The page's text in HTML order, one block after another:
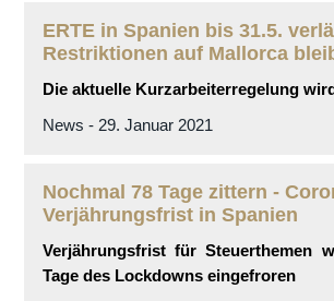
ERTE in Spanien bis 31.5.
Restriktionen auf Mallorca
Die aktuelle Kurzarbeiterregelung
News - 29. Januar 2021
Nochmal 78 Tage zittern -
Verjährungsfrist in Spanien
Verjährungsfrist für Steuerthemen
Tage des Lockdowns eingefroren